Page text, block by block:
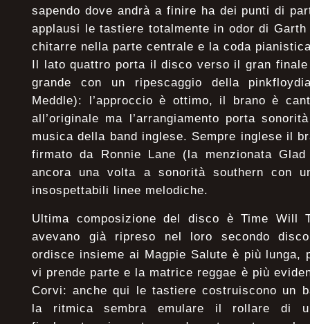
sapendo dove andrà a finire ha dei punti di
applausi le tastiere totalmente in odor di
chitarre nella parte centrale e la coda
Il lato quattro porta il disco verso il gran
grande con un ripescaggio della
Meddle): l’approccio è ottimo, il brano è
all’originale ma l’arrangiamento porta
musica della band inglese. Sempre inglese il
firmato da Ronnie Lane (la menzionata
ancora una volta a sonorità southern con
insospettabili linee melodiche.
Ultima composizione del disco è Time Will
avevano già ripreso nel loro secondo
ordisce insieme ai Magpie Salute è più lunga,
vi prende parte e la matrice reggae è più
Corvi: anche qui le tastiere costruiscono un
la ritmica sembra emulare il rollare di